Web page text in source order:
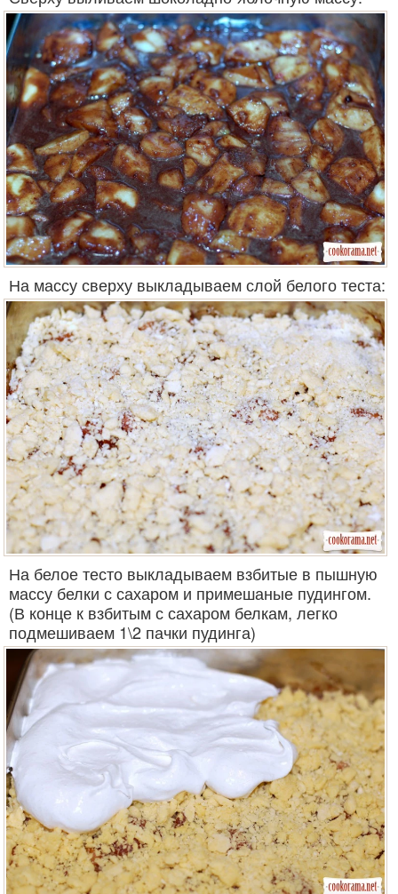
На массу сверху выкладываем слой белого теста:
На белое тесто выкладываем взбитые в пышную
массу белки с сахаром и примешаные пудингом.
(В конце к взбитым с сахаром белкам, легко
подмешиваем 1\2 пачки пудинга)